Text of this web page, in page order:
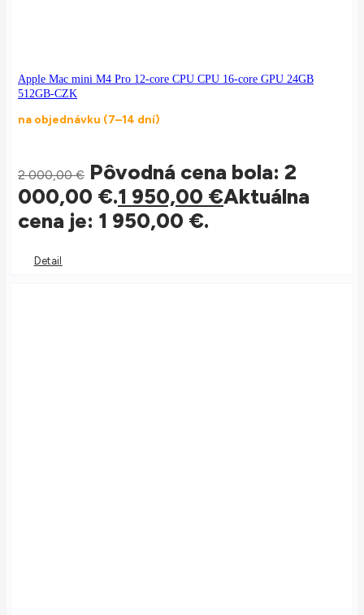
Apple Mac mini M4 Pro 12-core CPU CPU 16-core GPU 24GB
512GB-CZK
na objednávku (7–14 dní)
2 000,00€ Pôvodná cena bola: 2
000,00 €.1 950,00 €Aktuálna
cena je: 1 950,00 €.
Detail